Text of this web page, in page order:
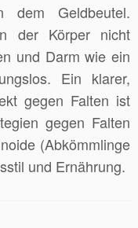
dem Geldbeutel.
der Körper nicht
und Darm wie ein
Ein klarer,
gegen Falten ist
gegen Falten
(Abkömmlinge
und Ernährung.